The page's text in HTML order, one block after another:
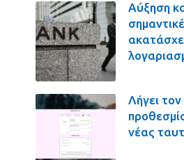
Αύξηση
Λήγει
νέας